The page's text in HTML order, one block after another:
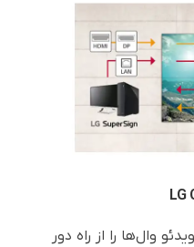
وال‌ها را از راه دور